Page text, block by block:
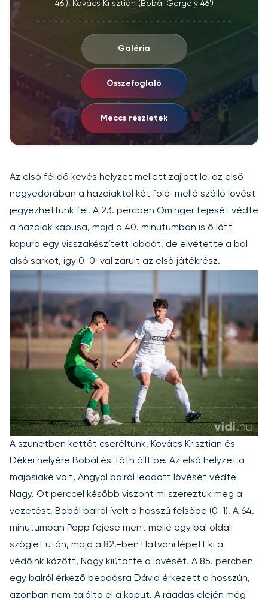
46'), Kovács Krisztián (Bobál Gergely 46')
Galéria
Összefoglaló
Meccs részletek
Az első félidő kevés helyzet mellett zajlott le, az első
negyedórában a hazaiaktól két fölé-mellé szálló lövést
jegyezhettünk fel. A 23. percben Ominger fejesét védte
a hazaiak kapusa, majd a 40. minutumban is ő lőtt
kapura egy visszakészített labdát, de elvétette a bal
alsó sarkot, így 0-0-val zárult az első játékrész.
A szünetben kettőt cseréltünk, Kovács Krisztián és
Dékei helyére Bobál és Tóth állt be. Az első helyzet a
majosiaké volt, Angyal balról leadott lövését védte
Nagy. Öt perccel később viszont mi szereztük meg a
vezetést, Bobál balról ívelt a hosszú felsőbe (0-1)! A 64.
minutumban Papp fejese ment mellé egy bal oldali
szöglet után, majd a 82.-ben Hatvani lépett ki a
védőink között, Nagy kiütötte a lövését. A 85. percben
egy balról érkező beadásra Dávid érkezett a hosszún,
azonban nem találta el a kaput. A ráadás elején még